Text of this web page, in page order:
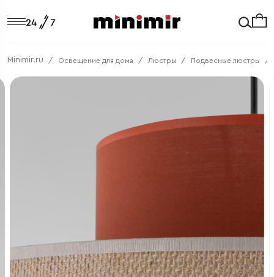
Minimir.ru Освещение для дома Люстры Подвесные люстры